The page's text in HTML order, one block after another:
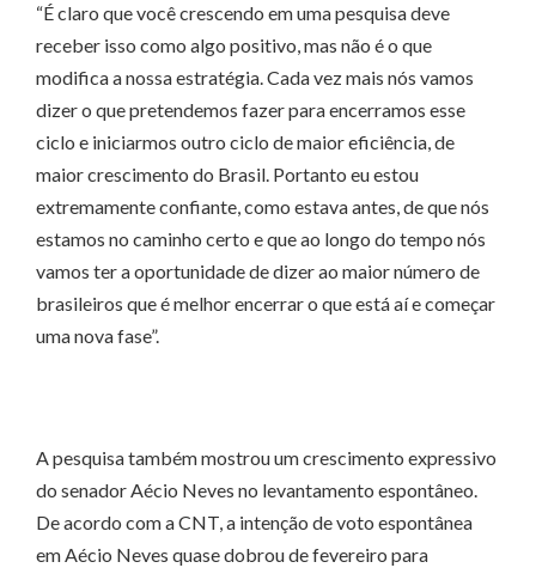
“É claro que você crescendo em uma pesquisa deve
receber isso como algo positivo, mas não é o que
modifica a nossa estratégia. Cada vez mais nós vamos
dizer o que pretendemos fazer para encerramos esse
ciclo e iniciarmos outro ciclo de maior eficiência, de
maior crescimento do Brasil. Portanto eu estou
extremamente confiante, como estava antes, de que nós
estamos no caminho certo e que ao longo do tempo nós
vamos ter a oportunidade de dizer ao maior número de
brasileiros que é melhor encerrar o que está aí e começar
uma nova fase”.
A pesquisa também mostrou um crescimento expressivo
do senador Aécio Neves no levantamento espontâneo.
De acordo com a CNT, a intenção de voto espontânea
em Aécio Neves quase dobrou de fevereiro para